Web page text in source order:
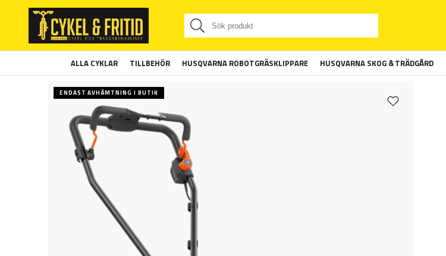
ALLA CYKLAR TILLBEHÖR HUSQVARNA ROBOTGRÄSKLIPPARE HUSQVARNA SKOG & TRÄDGÅRD
ENDAST AVHÄMTNING I BUTIK